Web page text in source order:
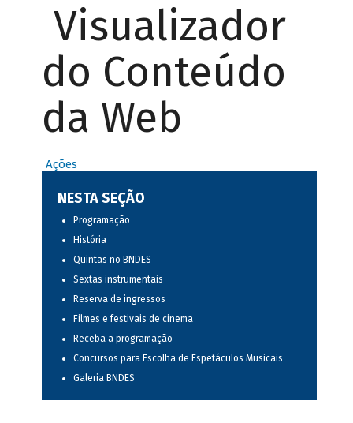
Visualizador
do Conteúdo
da Web
Ações
NESTA SEÇÃO
Programação
História
Quintas no BNDES
Sextas instrumentais
Reserva de ingressos
Filmes e festivais de cinema
Receba a programação
Concursos para Escolha de Espetáculos Musicais
Galeria BNDES